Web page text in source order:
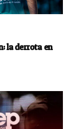
la derrota en